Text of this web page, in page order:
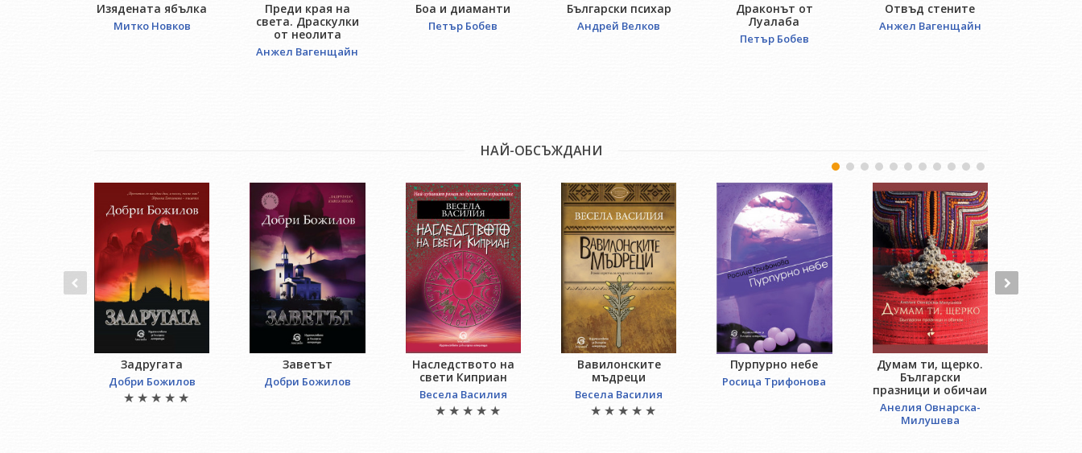
Изядената ябълка
Митко Новков
Преди края на
света. Драскулки
от неолита
Анжел Вагенщайн
Боа и диаманти
Петър Бобев
Български психар
Андрей Велков
Драконът от
Луалаба
Петър Бобев
Отвъд стените
Анжел Вагенщайн
НАЙ-ОБСЪЖДАНИ
Задругата
Добри Божилов
Заветът
Добри Божилов
Наследството на
свети Киприан
Весела Василия
Вавилонските
мъдреци
Весела Василия
Пурпурно небе
Росица Трифонова
Думам ти, щерко.
Български
празници и обичаи
Анелия Овнарска-
Милушева